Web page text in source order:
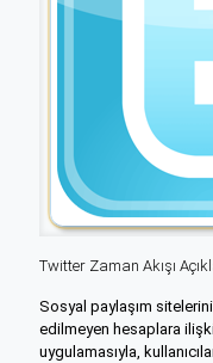
Twitter Zaman Akışı
Sosyal paylaşım
edilmeyen hesaplara
uygulamasıyla,